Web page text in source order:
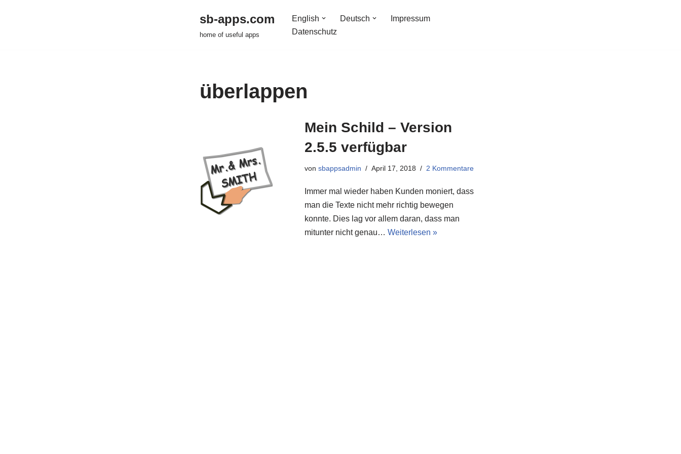
sb-apps.com
home of useful apps
English Deutsch
Impressum
Datenschutz
überlappen
Mein Schild – Version
2.5.5 verfügbar
vonsbappsadmin April 17, 2018 2 Kommentare
Immer mal wieder haben Kunden moniert, dass
man die Texte nicht mehr richtig bewegen
konnte. Dies lag vor allem daran, dass man
mitunter nicht genau…Weiterlesen »